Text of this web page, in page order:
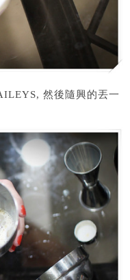
然後隨興的丟一